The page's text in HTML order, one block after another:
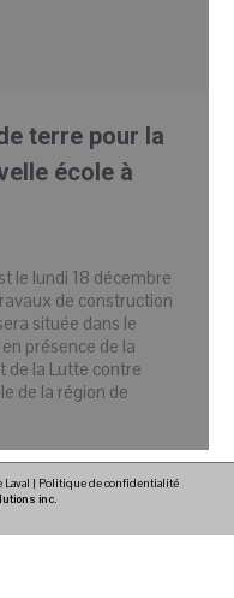
terre pour la
école à
le lundi 18 décembre
de construction
située dans le
présence de la
de la Lutte contre
de la région de
| Politique de confidentialité
inc.